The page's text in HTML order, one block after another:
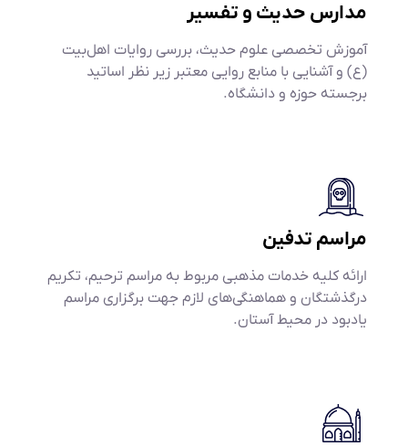
مدارس حدیث و تفسیر
آموزش تخصصی علوم حدیث، بررسی روایات اهل‌بیت
(ع) و آشنایی با منابع روایی معتبر زیر نظر اساتید
برجسته حوزه و دانشگاه.
مراسم تدفین
ارائه کلیه خدمات مذهبی مربوط به مراسم ترحیم، تکریم
درگذشتگان و هماهنگی‌های لازم جهت برگزاری مراسم
یادبود در محیط آستان.